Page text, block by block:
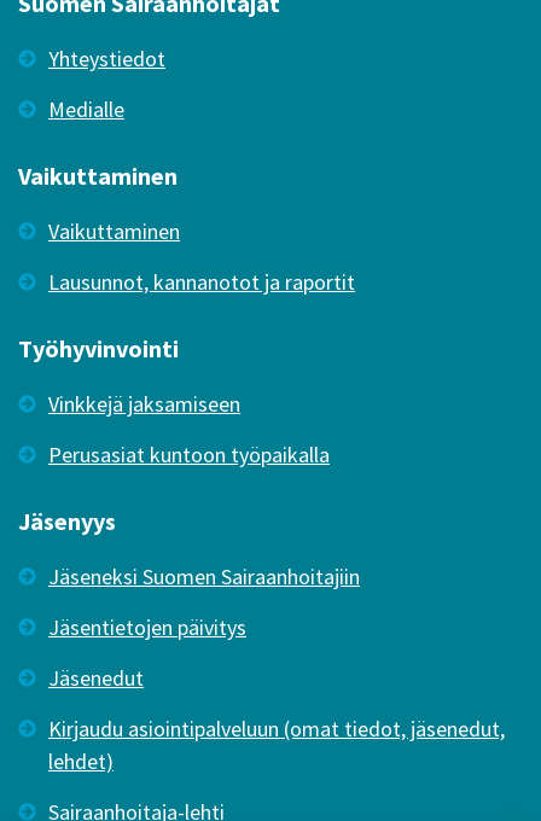
Yhteystiedot
Medialle
Vaikuttaminen
Vaikuttaminen
Lausunnot, kannanotot ja raportit
Työhyvinvointi
Vinkkejä jaksamiseen
Perusasiat kuntoon työpaikalla
Jäsenyys
Jäseneksi Suomen Sairaanhoitajiin
Jäsentietojen päivitys
Jäsenedut
Kirjaudu asiointipalveluun (omat tiedot, jäsenedut,
lehdet)
Sairaanhoitaja-lehti